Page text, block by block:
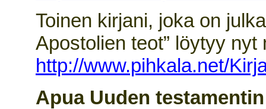
Toinen kirjani, joka on
Apostolien teot” löytyy
http://www.pihkala.net/
Apua Uuden